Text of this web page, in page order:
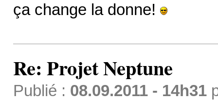
ça change la donne!
Re: Projet Neptune
Publié : 08.09.2011 - 14h31